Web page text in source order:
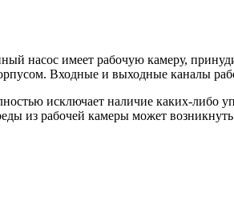
насос имеет рабочую камеру,
Входные и выходные каналы
исключает наличие каких-либо
из рабочей камеры может